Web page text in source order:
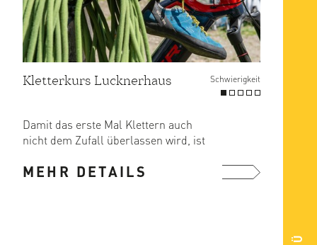
Kletterkurs Lucknerhaus Schwierigkeit
Damit das erste Mal Klettern auch
nicht dem Zufall überlassen wird, ist
MEHR DETAILS